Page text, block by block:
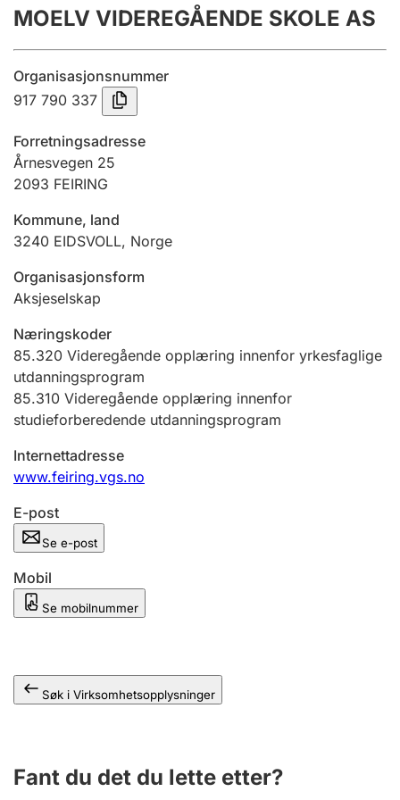
Årsregnskap
Innsending og forsinkelsesgebyr
Tinglysing
Jeger
Ektepaktveileder
Offentlig sektor
Andre tema
MOELV VIDEREGÅENDE SKOLE AS
Organisasjonsnummer
917 790 337
Forretningsadresse
Årnesvegen 25
2093 FEIRING
Kommune, land
3240 EIDSVOLL, Norge
Organisasjonsform
Aksjeselskap
Næringskoder
85.320 Videregående opplæring innenfor yrkesfaglige
utdanningsprogram
85.310 Videregående opplæring innenfor
studieforberedende utdanningsprogram
Internettadresse
www.feiring.vgs.no
E-post
Se e-post
Mobil
Se mobilnummer
Søk i Virksomhetsopplysninger
Fant du det du lette etter?